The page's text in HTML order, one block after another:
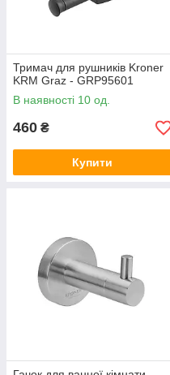
Тримач для рушників Kroner
KRM Graz - GRP95601
В наявності 10 од.
460 ₴
Купити